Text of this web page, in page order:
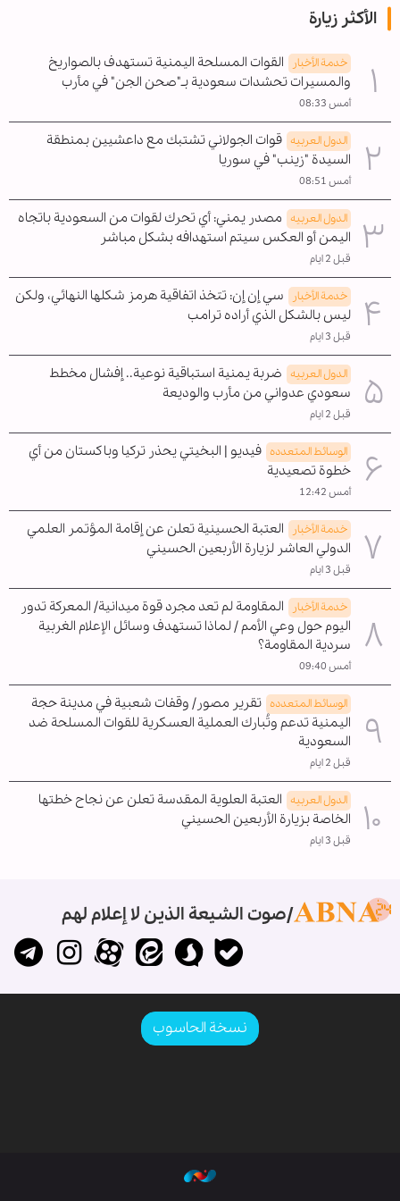
الأكثر زيارة
خدمة الأخبار
القوات المسلحة اليمنية تستهدف بالصواريخ
والمسيرات تحشدات سعودية بـ"صحن الجن" في مأرب
أمس 08:33
الدول العربیه قوات الجولاني تشتبك مع داعشيين بمنطقة
السيدة "زينب" في سوريا
أمس 08:51
الدول العربیه مصدر يمني: أي تحرك لقوات من السعودية باتجاه
اليمن أو العكس سيتم استهدافه بشكل مباشر
قبل 2 ايام
خدمة الأخبار
سي إن إن: تتخذ اتفاقية هرمز شكلها النهائي، ولكن
ليس بالشكل الذي أراده ترامب
قبل 3 ايام
الدول العربیه ضربة يمنية استباقية نوعية.. إفشال مخطط
سعودي عدواني من مأرب والوديعة
قبل 2 ايام
الوسائط المتعدده فيديو | البخيتي يحذر تركيا وباكستان من أي
خطوة تصعيدية
أمس 12:42
خدمة الأخبار
العتبة الحسينية تعلن عن إقامة المؤتمر العلمي
الدولي العاشر لزيارة الأربعين الحسيني
قبل 3 ايام
خدمة الأخبار
المقاومة لم تعد مجرد قوة ميدانية/ المعركة تدور
اليوم حول وعي الأمم / لماذا تستهدف وسائل الإعلام الغربية
سردية المقاومة؟
أمس 09:40
الوسائط المتعدده تقرير مصور/ وقفات شعبية في مدينة حجة
اليمنية تدعم وتُبارك العملية العسكرية للقوات المسلحة ضد
السعودية
قبل 2 ايام
الدول العربیه العتبة العلوية المقدسة تعلن عن نجاح خطتها
الخاصة بزيارة الأربعين الحسيني
قبل 3 ايام
صوت الشيعة الذين لا إعلام لهم
نسخة الحاسوب